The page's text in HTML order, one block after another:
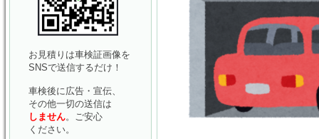
お見積りは車検証画像を
SNSで送信するだけ！
車検後に広告・宣伝、
その他一切の送信は
しません。ご安心
ください。